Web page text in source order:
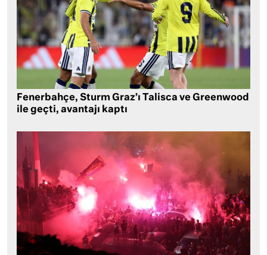
Fenerbahçe, Sturm Graz’ı Talisca ve Greenwood
ile geçti, avantajı kaptı